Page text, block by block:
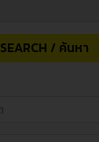
SEARCH / ค้นหา